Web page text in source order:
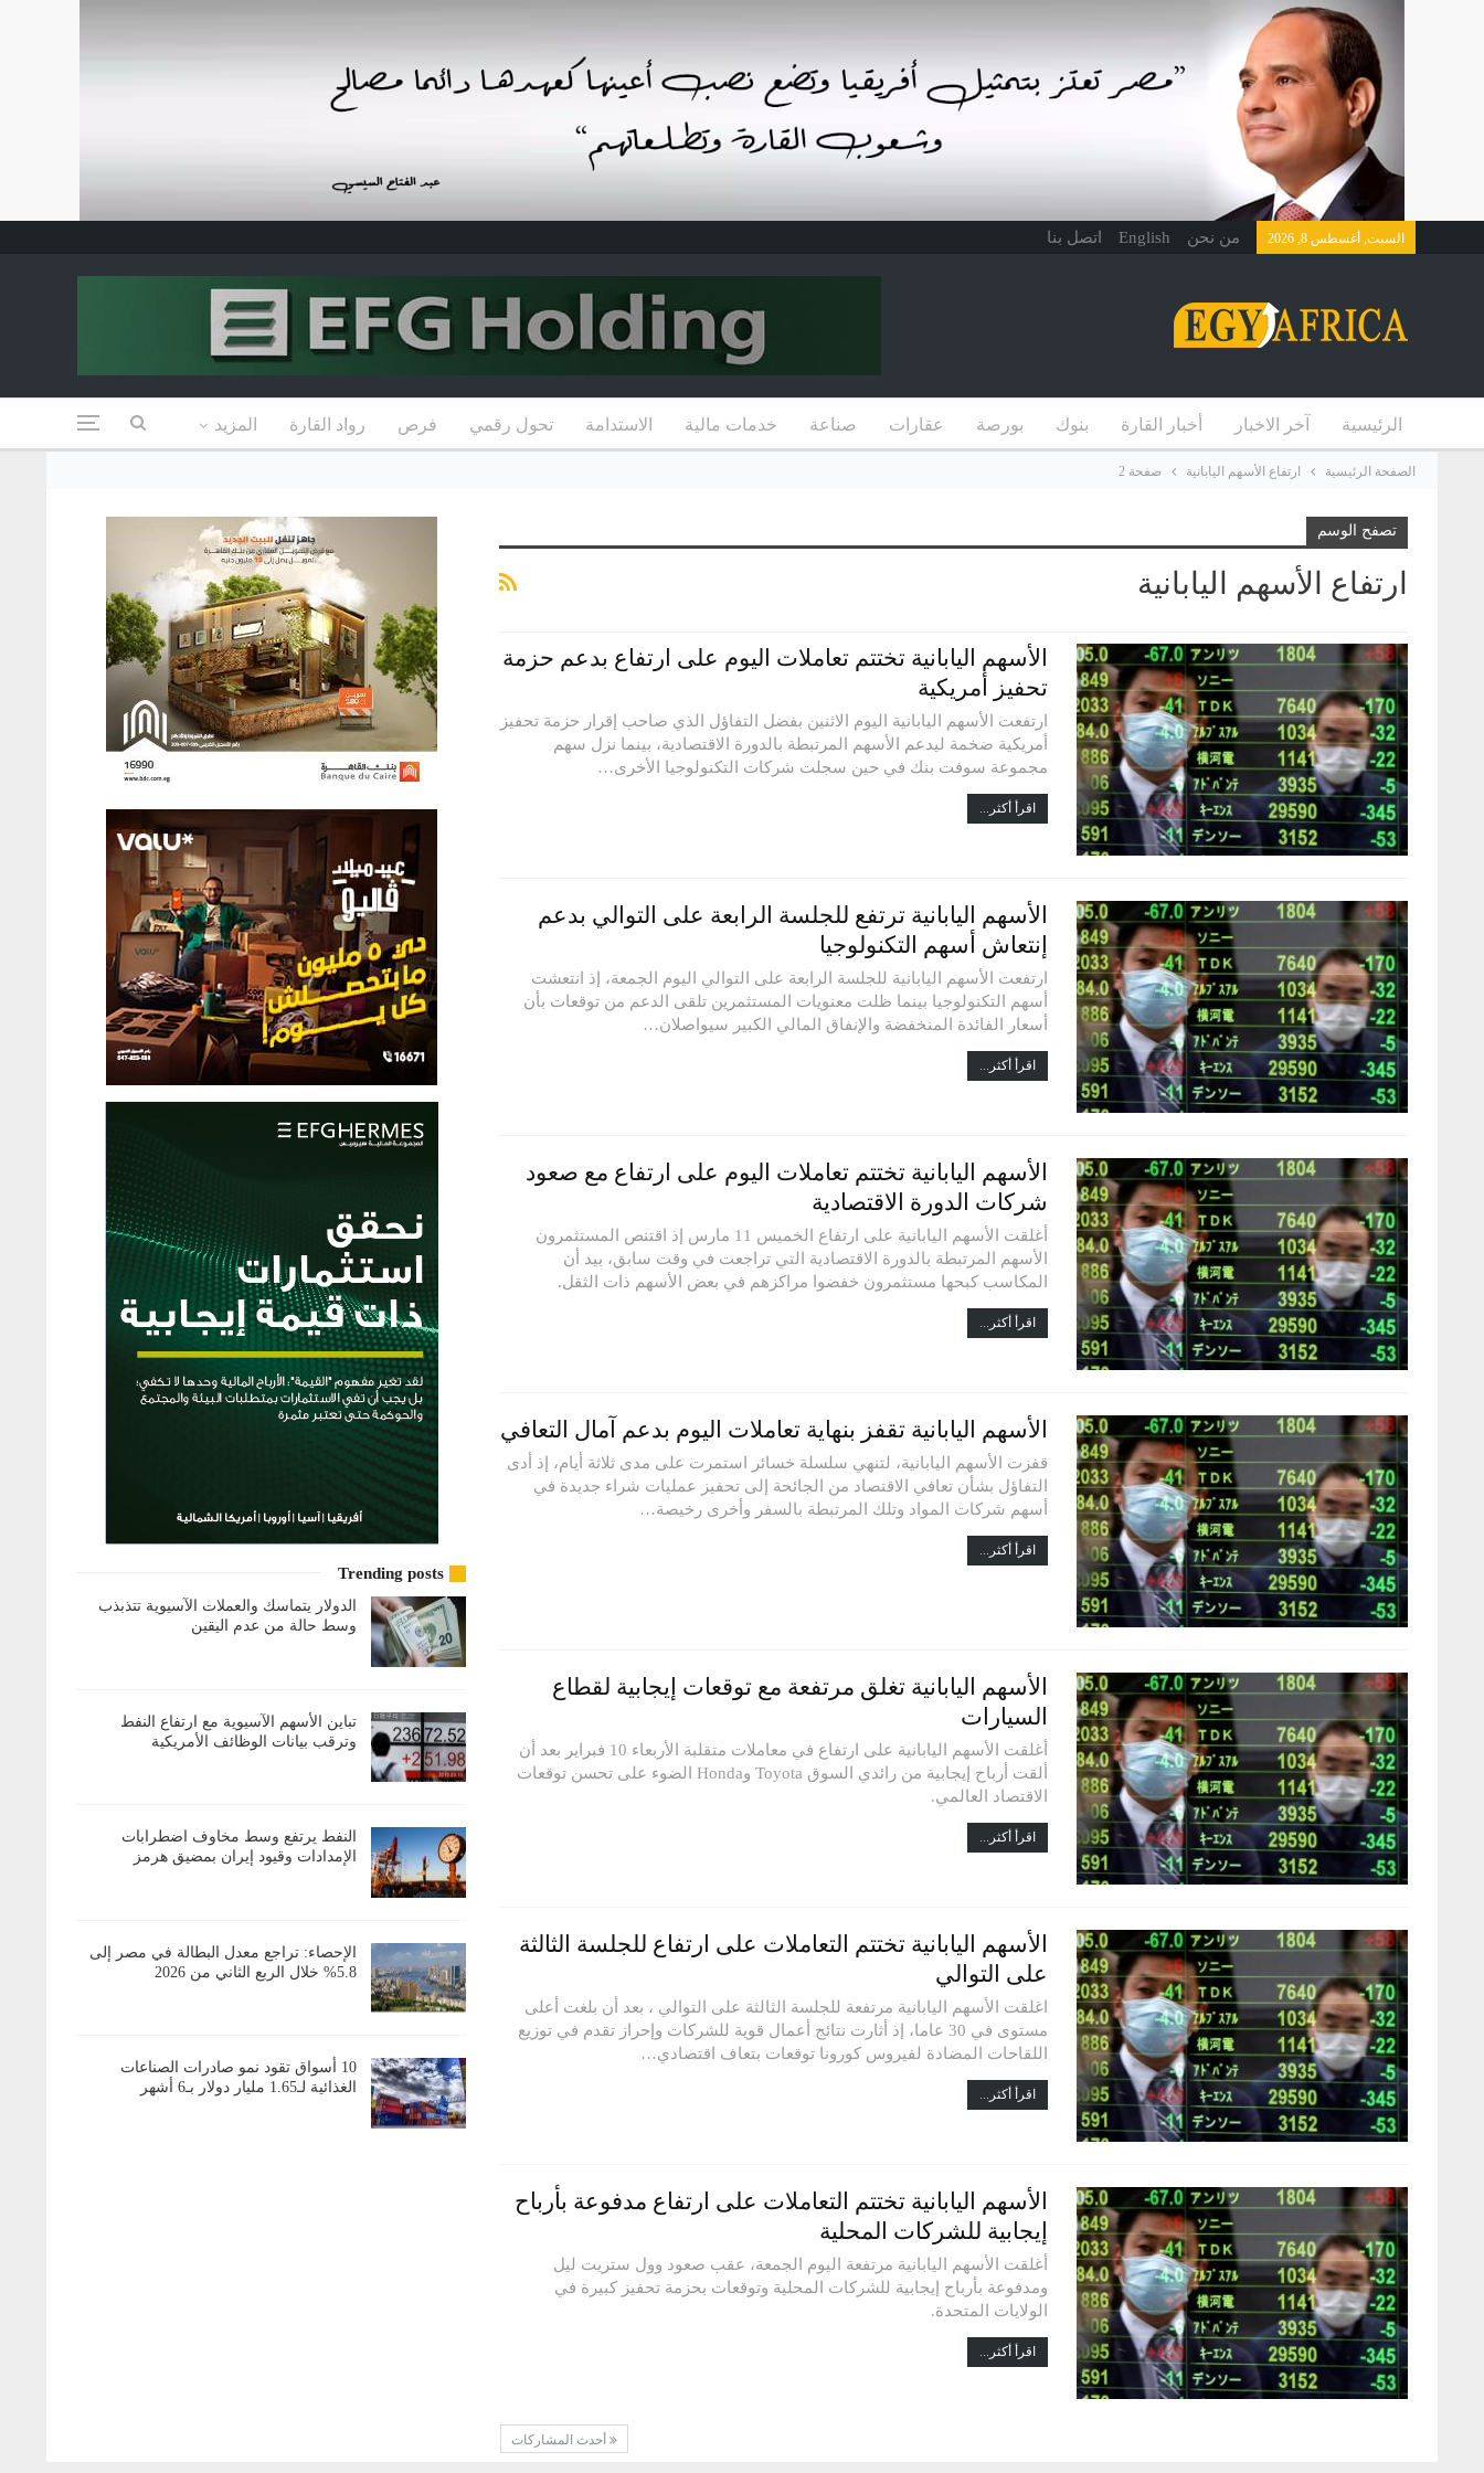
السبت, أغسطس 8, 2026 من نحن English اتصل بنا
الرئيسية آخر الاخبار أخبار القارة بنوك بورصة عقارات صناعة خدمات مالية الاستدامة تحول رقمي فرص رواد القارة المزيد
الصفحة الرئيسية ارتفاع الأسهم اليابانية صفحة 2
تصفح الوسم
ارتفاع الأسهم اليابانية
الأسهم اليابانية تختتم تعاملات اليوم على ارتفاع بدعم حزمة
تحفيز أمريكية
ارتفعت الأسهم اليابانية اليوم الاثنين بفضل التفاؤل الذي صاحب إقرار حزمة تحفيز
أمريكية ضخمة ليدعم الأسهم المرتبطة بالدورة الاقتصادية، بينما نزل سهم
مجموعة سوفت بنك في حين سجلت شركات التكنولوجيا الأخرى…
اقرأ أكثر...
الأسهم اليابانية ترتفع للجلسة الرابعة على التوالي بدعم
إنتعاش أسهم التكنولوجيا
ارتفعت الأسهم اليابانية للجلسة الرابعة على التوالي اليوم الجمعة، إذ انتعشت
أسهم التكنولوجيا بينما ظلت معنويات المستثمرين تلقى الدعم من توقعات بأن
أسعار الفائدة المنخفضة والإنفاق المالي الكبير سيواصلان…
اقرأ أكثر...
الأسهم اليابانية تختتم تعاملات اليوم على ارتفاع مع صعود
شركات الدورة الاقتصادية
أغلقت الأسهم اليابانية على ارتفاع الخميس 11 مارس إذ اقتنص المستثمرون
الأسهم المرتبطة بالدورة الاقتصادية التي تراجعت في وقت سابق، بيد أن
المكاسب كبحها مستثمرون خفضوا مراكزهم في بعض الأسهم ذات الثقل.
اقرأ أكثر...
الأسهم اليابانية تقفز بنهاية تعاملات اليوم بدعم آمال التعافي
قفزت الأسهم اليابانية، لتنهي سلسلة خسائر استمرت على مدى ثلاثة أيام، إذ أدى
التفاؤل بشأن تعافي الاقتصاد من الجائحة إلى تحفيز عمليات شراء جديدة في
أسهم شركات المواد وتلك المرتبطة بالسفر وأخرى رخيصة…
اقرأ أكثر...
الأسهم اليابانية تغلق مرتفعة مع توقعات إيجابية لقطاع
السيارات
أغلقت الأسهم اليابانية على ارتفاع في معاملات متقلبة الأربعاء 10 فبراير بعد أن
ألقت أرباح إيجابية من رائدي السوق Toyota وHonda الضوء على تحسن توقعات
الاقتصاد العالمي.
اقرأ أكثر...
الأسهم اليابانية تختتم التعاملات على ارتفاع للجلسة الثالثة
على التوالي
اغلقت الأسهم اليابانية مرتفعة للجلسة الثالثة على التوالي ، بعد أن بلغت أعلى
مستوى في 30 عاما، إذ أثارت نتائج أعمال قوية للشركات وإحراز تقدم في توزيع
اللقاحات المضادة لفيروس كورونا توقعات بتعاف اقتصادي…
اقرأ أكثر...
الأسهم اليابانية تختتم التعاملات على ارتفاع مدفوعة بأرباح
إيجابية للشركات المحلية
أغلقت الأسهم اليابانية مرتفعة اليوم الجمعة، عقب صعود وول ستريت ليل
ومدفوعة بأرباح إيجابية للشركات المحلية وتوقعات بحزمة تحفيز كبيرة في
الولايات المتحدة.
اقرأ أكثر...
أحدث المشاركات
Trending posts
الدولار يتماسك والعملات الآسيوية تتذبذب
وسط حالة من عدم اليقين
تباين الأسهم الآسيوية مع ارتفاع النفط
وترقب بيانات الوظائف الأمريكية
النفط يرتفع وسط مخاوف اضطرابات
الإمدادات وقيود إيران بمضيق هرمز
الإحصاء: تراجع معدل البطالة في مصر إلى
5.8% خلال الربع الثاني من 2026
10 أسواق تقود نمو صادرات الصناعات
الغذائية لـ1.65 مليار دولار بـ6 أشهر